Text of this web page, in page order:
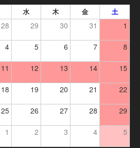
水 木 金 土
28 29 30 31 1
4 5 6 7 8
11 12 13 14 15
18 19 20 21 22
25 26 27 28 29
1 2 3 4 5